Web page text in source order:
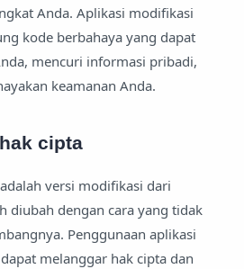
Anda. Aplikasi modifikasi
kode berbahaya yang dapat
mencuri informasi pribadi,
keamanan Anda.
cipta
versi modifikasi dari
diubah dengan cara yang tidak
Penggunaan aplikasi
melanggar hak cipta dan